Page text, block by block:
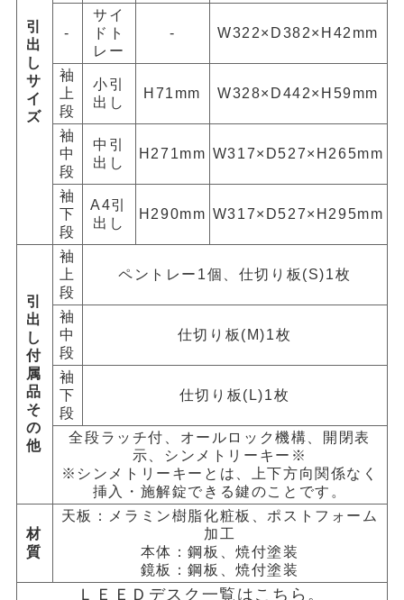
引
出
し
サ
イ
ズ
-
サイ
ドト
レー
- W322×D382×H42mm
袖
上
段
小引
出し
H71mm W328×D442×H59mm
袖
中
段
中引
出し
H271mm W317×D527×H265mm
袖
下
段
A4引
出し
H290mm W317×D527×H295mm
引
出
し
付
属
品
そ
の
他
袖
上
段
ペントレー1個、仕切り板(S)1枚
袖
中
段
仕切り板(M)1枚
袖
下
段
仕切り板(L)1枚
全段ラッチ付、オールロック機構、開閉表
示、シンメトリーキー※
※シンメトリーキーとは、上下方向関係なく
挿入・施解錠できる鍵のことです。
材
質
天板：メラミン樹脂化粧板、ポストフォーム
加工
本体：鋼板、焼付塗装
鏡板：鋼板、焼付塗装
ＬＥＥＤデスク一覧はこちら。